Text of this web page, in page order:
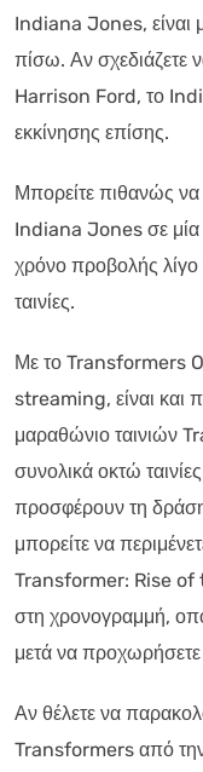
Indiana Jones, είναι
πίσω. Αν σχεδιάζετε
Harrison Ford, το
εκκίνησης επίσης.
Μπορείτε πιθανώς να
Indiana Jones σε μία
χρόνο προβολής
ταινίες.
Με το Transformers
streaming, είναι και
μαραθώνιο ταινιών
συνολικά οκτώ
προσφέρουν τη
μπορείτε να
Transformer: Rise of
στη χρονογραμμή,
μετά να προχωρήσετε
Αν θέλετε να
Transformers από την